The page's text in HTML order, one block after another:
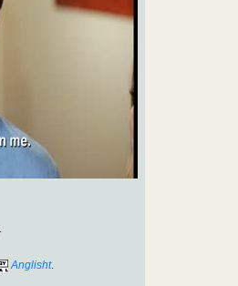
Anglisht.